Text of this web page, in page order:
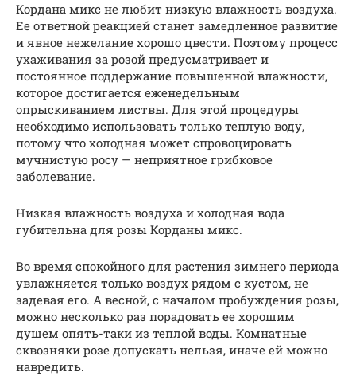
Кордана микс не любит низкую влажность воздуха.
Ее ответной реакцией станет замедленное развитие
и явное нежелание хорошо цвести. Поэтому процесс
ухаживания за розой предусматривает и
постоянное поддержание повышенной влажности,
которое достигается еженедельным
опрыскиванием листвы. Для этой процедуры
необходимо использовать только теплую воду,
потому что холодная может спровоцировать
мучнистую росу — неприятное грибковое
заболевание.
Низкая влажность воздуха и холодная вода
губительна для розы Корданы микс.
Во время спокойного для растения зимнего периода
увлажняется только воздух рядом с кустом, не
задевая его. А весной, с началом пробуждения розы,
можно несколько раз порадовать ее хорошим
душем опять-таки из теплой воды. Комнатные
сквозняки розе допускать нельзя, иначе ей можно
навредить.